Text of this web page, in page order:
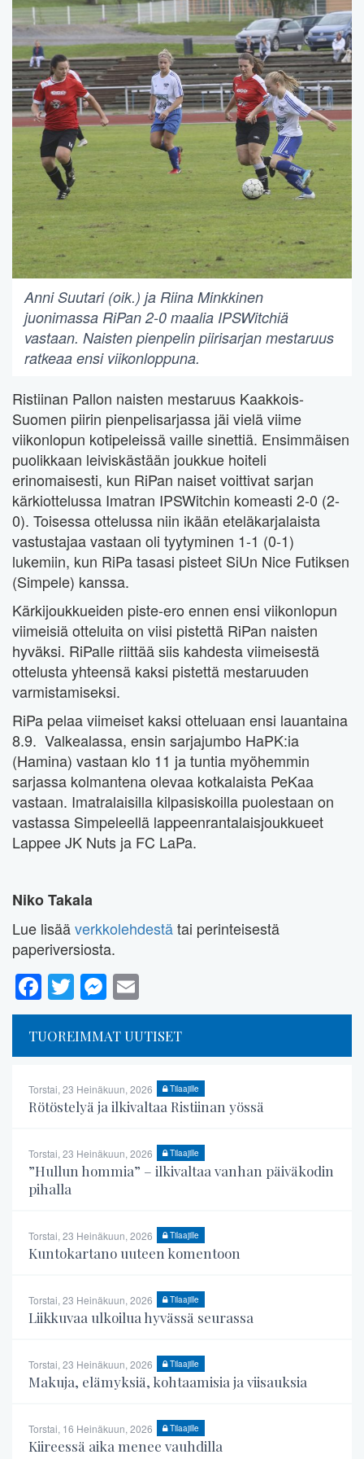
Anni Suutari (oik.) ja Riina Minkkinen
juonimassa RiPan 2-0 maalia IPSWitchiä
vastaan. Naisten pienpelin piirisarjan mestaruus
ratkeaa ensi viikonloppuna.
Ristiinan Pallon naisten mestaruus Kaakkois-
Suomen piirin pienpelisarjassa jäi vielä viime
viikonlopun kotipeleissä vaille sinettiä. Ensimmäisen
puolikkaan leiviskästään joukkue hoiteli
erinomaisesti, kun RiPan naiset voittivat sarjan
kärkiottelussa Imatran IPSWitchin komeasti 2-0 (2-
0). Toisessa ottelussa niin ikään eteläkarjalaista
vastustajaa vastaan oli tyytyminen 1-1 (0-1)
lukemiin, kun RiPa tasasi pisteet SiUn Nice Futiksen
(Simpele) kanssa.
Kärkijoukkueiden piste-ero ennen ensi viikonlopun
viimeisiä otteluita on viisi pistettä RiPan naisten
hyväksi. RiPalle riittää siis kahdesta viimeisestä
ottelusta yhteensä kaksi pistettä mestaruuden
varmistamiseksi.
RiPa pelaa viimeiset kaksi otteluaan ensi lauantaina
8.9. Valkealassa, ensin sarjajumbo HaPK:ia
(Hamina) vastaan klo 11 ja tuntia myöhemmin
sarjassa kolmantena olevaa kotkalaista PeKaa
vastaan. Imatralaisilla kilpasiskoilla puolestaan on
vastassa Simpeleellä lappeenrantalaisjoukkueet
Lappee JK Nuts ja FC LaPa.
Niko Takala
Lue lisääverkkolehdestätai perinteisestä
paperiversiosta.
Facebook
TwitterMessenger
TUOREIMMAT UUTISET
Torstai, 23 Heinäkuun, 2026 Tilaajille
Rötöstelyä ja ilkivaltaa Ristiinan yössä
Torstai, 23 Heinäkuun, 2026 Tilaajille
”Hullun hommia” – ilkivaltaa vanhan päiväkodin
pihalla
Torstai, 23 Heinäkuun, 2026 Tilaajille
Kuntokartano uuteen komentoon
Torstai, 23 Heinäkuun, 2026 Tilaajille
Liikkuvaa ulkoilua hyvässä seurassa
Torstai, 23 Heinäkuun, 2026 Tilaajille
Makuja, elämyksiä, kohtaamisia ja viisauksia
Torstai, 16 Heinäkuun, 2026 Tilaajille
Kiireessä aika menee vauhdilla